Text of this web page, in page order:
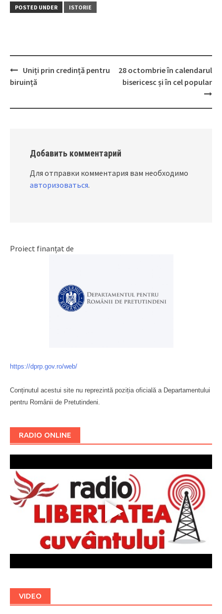
POSTED UNDER ISTORIE
Post
Uniți prin credință pentru
biruință
28 octombrie în calendarul
bisericesc și în cel popular
Добавить комментарий
Для отправки комментария вам необходимо
авторизоваться.
Proiect finanțat de
https://dprp.gov.ro/web/
Conținutul acestui site nu reprezintă poziția oficială a Departamentului
pentru Românii de Pretutindeni.
RADIO ONLINE
VIDEO